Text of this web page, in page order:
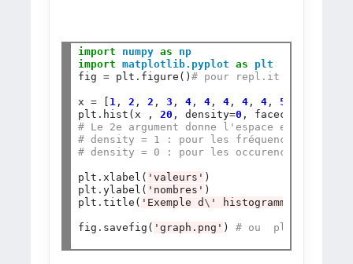
import numpy as
np
import
matplotlib.pyplot as
plt
fig = plt . figure()# pour repl.it
x = 1 , 2 , 2 , 3 , 4 , 4 , 4 , 4 , 4 , 5
plt . hist(x , 20 , density=0 , facecolor
# Le 2e argument donne l'espace entre les
# density = 1 : pour les fréquences
# density = 0 : pour les occurences
plt . xlabel( 'valeurs' )
plt .ylabel( 'nombres' )
plt .title( 'Exemple d \' histogramme simple'
fig . savefig( 'graph.png' ) # ou  plt.show()